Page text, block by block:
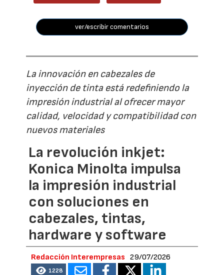
ver/escribir comentarios
La innovación en cabezales de
inyección de tinta está redefiniendo la
impresión industrial al ofrecer mayor
calidad, velocidad y compatibilidad con
nuevos materiales
La revolución inkjet:
Konica Minolta impulsa
la impresión industrial
con soluciones en
cabezales, tintas,
hardware y software
Redacción Interempresas 29/07/2026
1228